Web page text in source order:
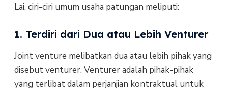
Lai, ciri-ciri umum usaha patungan meliputi:
1. Terdiri dari Dua atau Lebih Venturer
Joint venture melibatkan dua atau lebih pihak yang
disebut venturer. Venturer adalah pihak-pihak
yang terlibat dalam perjanjian kontraktual untuk